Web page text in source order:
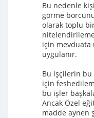
Bu nedenle
görme
olarak toplu
için mevduata
uygulanır.
Bu işçilerin bu
için
bu işler
Ancak Özel
madde aynen